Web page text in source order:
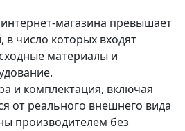
магазина превышает
число которых входят
материалы и
и комплектация, включая
от реального внешнего вида
производителем без